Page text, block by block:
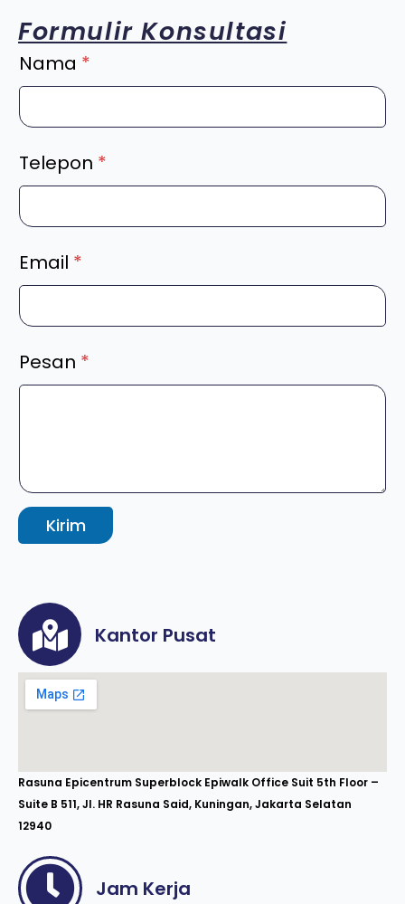
Formulir Konsultasi
Nama *
Telepon *
Email *
Pesan *
Kirim
Kantor Pusat
Rasuna Epicentrum Superblock Epiwalk Office Suit 5th Floor –
Suite B 511, Jl. HR Rasuna Said, Kuningan, Jakarta Selatan
12940
Jam Kerja